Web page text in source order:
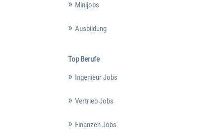
Minijobs
Ausbildung
Top Berufe
Ingenieur Jobs
Vertrieb Jobs
Finanzen Jobs